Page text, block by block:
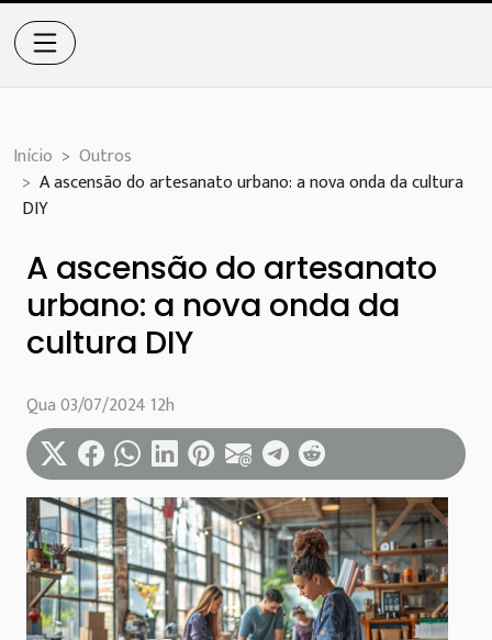
Início
Outros
A ascensão do artesanato urbano: a nova onda da cultura
DIY
A ascensão do artesanato
urbano: a nova onda da
cultura DIY
Qua 03/07/2024 12h